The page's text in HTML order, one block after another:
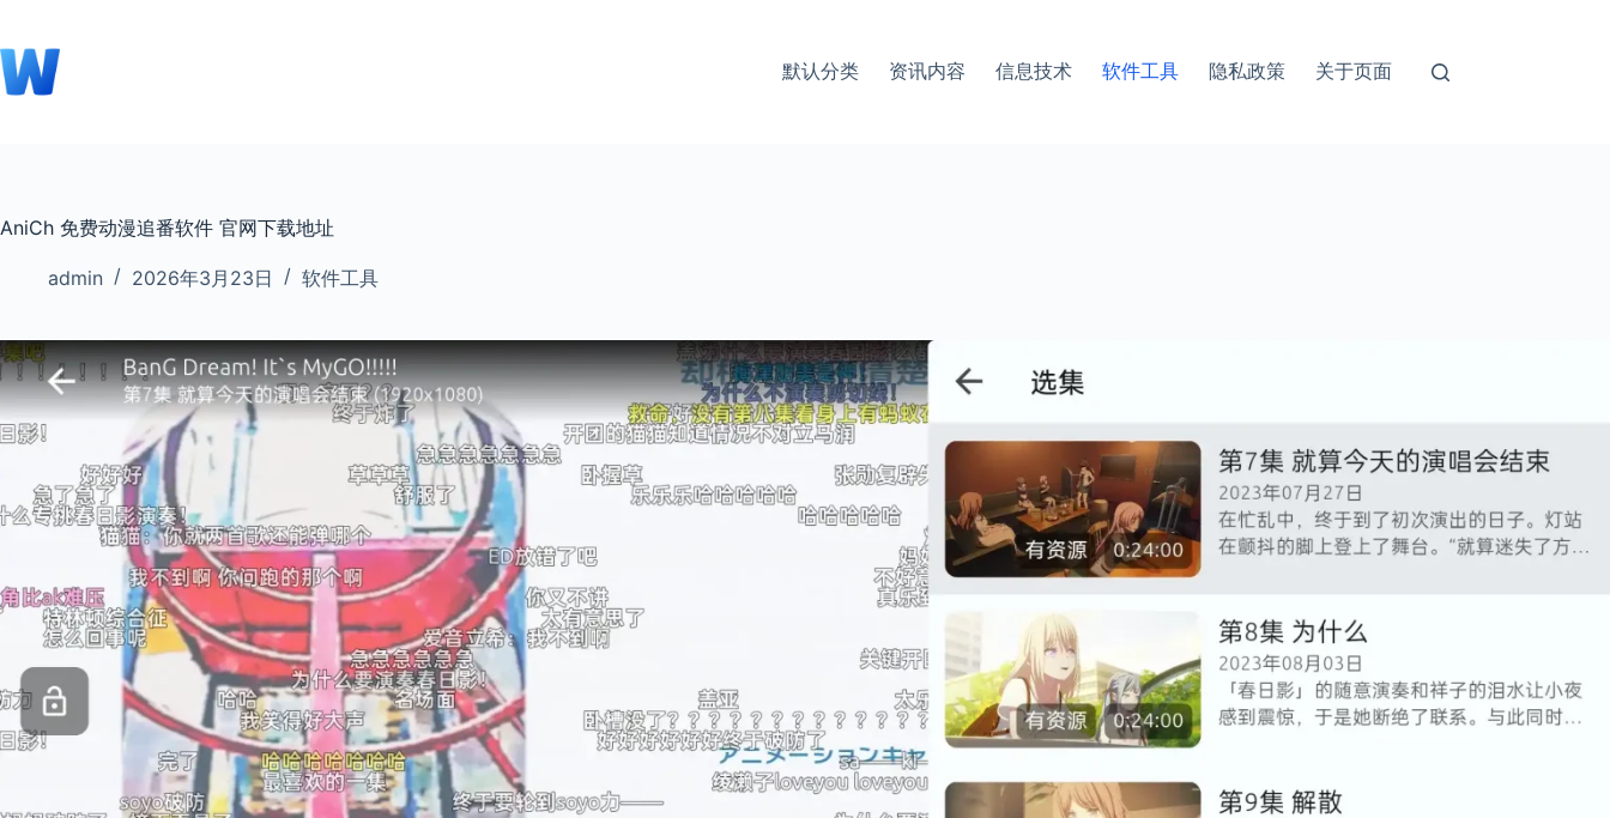
内
容
默认分类 资讯内容 信息技术 软件工具 隐私政策 关于页面
AniCh 免费动漫追番软件 官网下载地址
admin 2026年3月23日 软件工具